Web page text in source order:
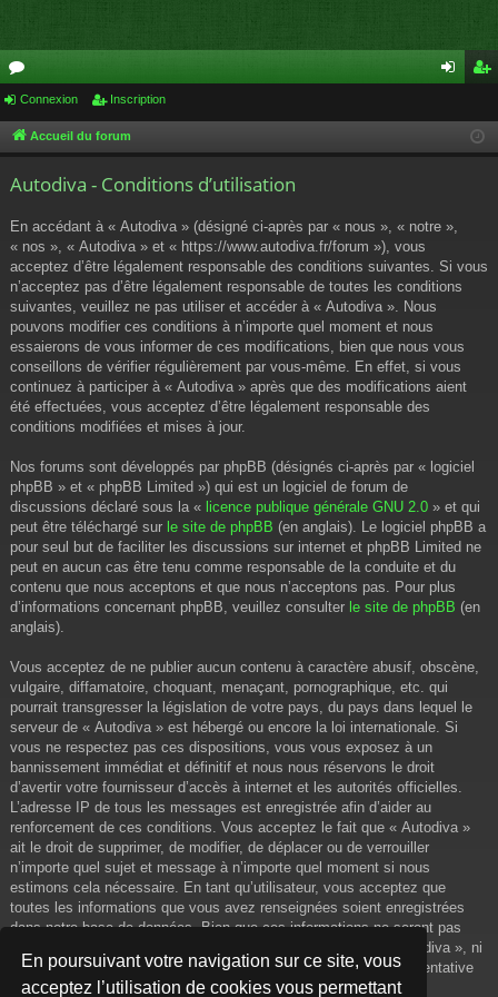
En poursuivant votre navigation sur ce site, vous
acceptez l’utilisation de cookies vous permettant
or
u cri
Connexion Inscription
Accueil du forum
Autodiva - Conditions d’utilisation
En accédant à « Autodiva » (désigné ci-après par « nous », « notre »,
« nos », « Autodiva » et « https://www.autodiva.fr/forum »), vous
acceptez d’être légalement responsable des conditions suivantes. Si vous
n’acceptez pas d’être légalement responsable de toutes les conditions
suivantes, veuillez ne pas utiliser et accéder à « Autodiva ». Nous
pouvons modifier ces conditions à n’importe quel moment et nous
essaierons de vous informer de ces modifications, bien que nous vous
conseillons de vérifier régulièrement par vous-même. En effet, si vous
continuez à participer à « Autodiva » après que des modifications aient
été effectuées, vous acceptez d’être légalement responsable des
conditions modifiées et mises à jour.
Nos forums sont développés par phpBB (désignés ci-après par « logiciel
phpBB » et « phpBB Limited ») qui est un logiciel de forum de
discussions déclaré sous la « licence publique générale GNU 2.0 » et qui
peut être téléchargé sur le site de phpBB (en anglais). Le logiciel phpBB a
pour seul but de faciliter les discussions sur internet et phpBB Limited ne
peut en aucun cas être tenu comme responsable de la conduite et du
contenu que nous acceptons et que nous n’acceptons pas. Pour plus
d’informations concernant phpBB, veuillez consulter le site de phpBB (en
anglais).
Vous acceptez de ne publier aucun contenu à caractère abusif, obscène,
vulgaire, diffamatoire, choquant, menaçant, pornographique, etc. qui
pourrait transgresser la législation de votre pays, du pays dans lequel le
serveur de « Autodiva » est hébergé ou encore la loi internationale. Si
vous ne respectez pas ces dispositions, vous vous exposez à un
bannissement immédiat et définitif et nous nous réservons le droit
d’avertir votre fournisseur d’accès à internet et les autorités officielles.
L’adresse IP de tous les messages est enregistrée afin d’aider au
renforcement de ces conditions. Vous acceptez le fait que « Autodiva »
ait le droit de supprimer, de modifier, de déplacer ou de verrouiller
n’importe quel sujet et message à n’importe quel moment si nous
estimons cela nécessaire. En tant qu’utilisateur, vous acceptez que
toutes les informations que vous avez renseignées soient enregistrées
dans notre base de données. Bien que ces informations ne seront pas
diffusées à une tierce partie sans votre consentement, ni « Autodiva », ni
phpBB, ne pourront être tenus comme responsables en cas de tentative
de piratage informatique visant à compromettre vos données.